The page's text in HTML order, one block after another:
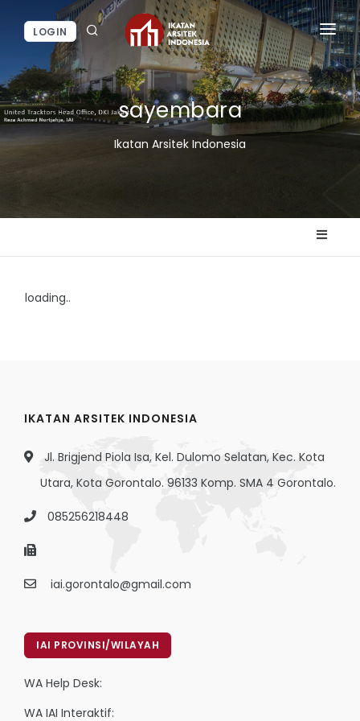
LOGIN
BERANDA
BERITA / KEGIATAN
LAYANAN IAI
sayembara
Ikatan Arsitek Indonesia
loading..
IKATAN ARSITEK INDONESIA
Jl. Brigjend Piola Isa, Kel. Dulomo Selatan, Kec. Kota
Utara, Kota Gorontalo. 96133 Komp. SMA 4 Gorontalo.
085256218448
iai.gorontalo@gmail.com
IAI PROVINSI/WILAYAH
WA Help Desk:
WA IAI Interaktif: